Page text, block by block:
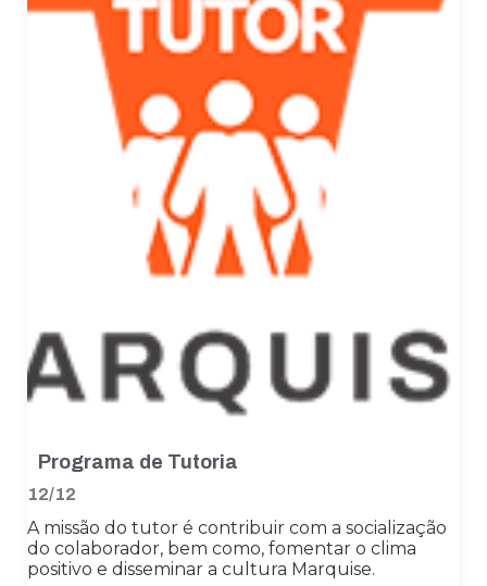
Programa de Tutoria
12/12
A missão do tutor é contribuir com a socialização
do colaborador, bem como, fomentar o clima
positivo e disseminar a cultura Marquise.